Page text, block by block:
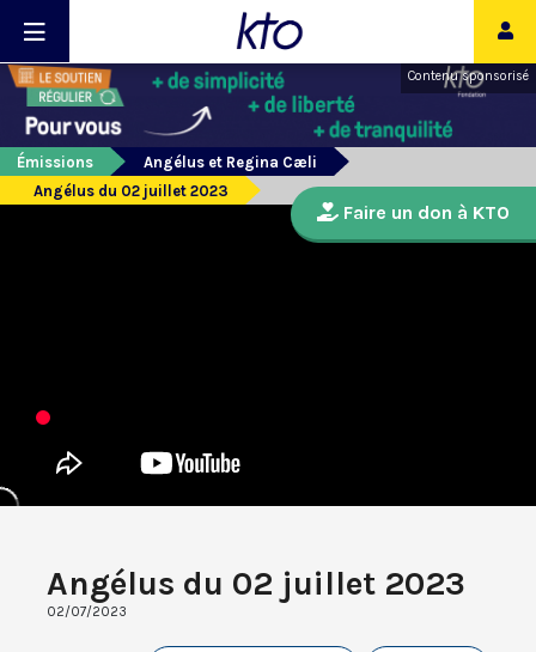
Contenu sponsorisé
Émissions
Angélus et Regina Cæli
Angélus du 02 juillet 2023
Angélus du 02 juillet 2023
02/07/2023
Faire un don à KTO